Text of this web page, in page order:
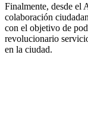
Finalmente, desde el
colaboración
con el objetivo de
revolucionario
en la ciudad.